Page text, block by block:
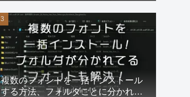
複数のフォントを一括インストール
する方法、フォルダごとに分かれて